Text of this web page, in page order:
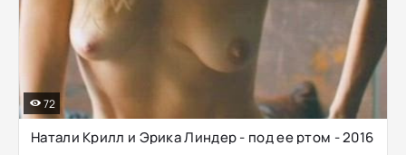
Натали Крилл и Эрика Линдер - под ее ртом - 2016
72